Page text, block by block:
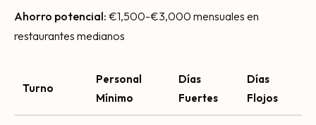
Ahorro potencial: €1,500-€3,000 mensuales en
restaurantes medianos
Turno
Personal
Mínimo
Días
Fuertes
Días
Flojos